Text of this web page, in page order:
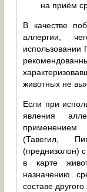
на приём
В качестве
аллергии,
использовании
животных не
Если при
явления
применением
(Тавегил,
(преднизолон)
в карте
назначению
составе другого